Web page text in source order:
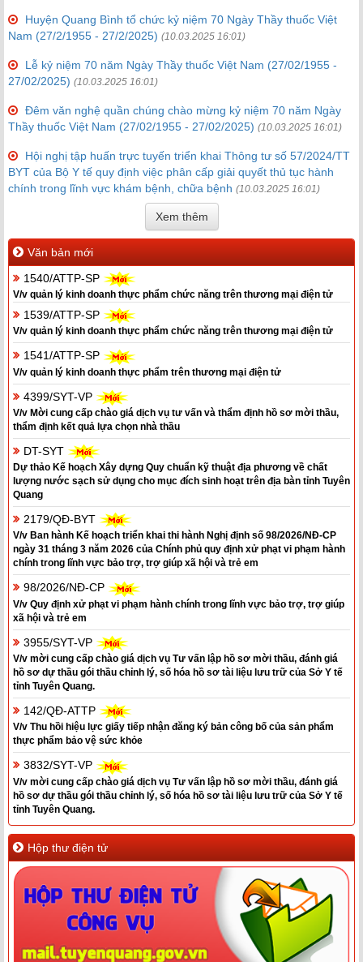
Huyện Quang Bình tổ chức kỷ niệm 70 Ngày Thầy thuốc Việt
Nam (27/2/1955 - 27/2/2025) (10.03.2025 16:01)
Lễ kỷ niệm 70 năm Ngày Thầy thuốc Việt Nam (27/02/1955 -
27/02/2025) (10.03.2025 16:01)
Đêm văn nghệ quần chúng chào mừng kỷ niệm 70 năm Ngày
Thầy thuốc Việt Nam (27/02/1955 - 27/02/2025) (10.03.2025 16:01)
Hội nghị tập huấn trực tuyến triển khai Thông tư số 57/2024/TT
BYT của Bộ Y tế quy định việc phân cấp giải quyết thủ tục hành
chính trong lĩnh vực khám bệnh, chữa bệnh (10.03.2025 16:01)
Xem thêm
Văn bản mới
1540/ATTP-SP
V/v quản lý kinh doanh thực phẩm chức năng trên thương mại điện tử
1539/ATTP-SP
V/v quản lý kinh doanh thực phẩm chức năng trên thương mại điện tử
1541/ATTP-SP
V/v quản lý kinh doanh thực phẩm trên thương mại điện tử
4399/SYT-VP
V/v Mời cung cấp chào giá dịch vụ tư vấn và thẩm định hồ sơ mời thầu,
thẩm định kết quả lựa chọn nhà thầu
DT-SYT
Dự thảo Kế hoạch Xây dựng Quy chuẩn kỹ thuật địa phương về chất
lượng nước sạch sử dụng cho mục đích sinh hoạt trên địa bàn tỉnh Tuyên
Quang
2179/QĐ-BYT
V/v Ban hành Kế hoạch triển khai thi hành Nghị định số 98/2026/NĐ-CP
ngày 31 tháng 3 năm 2026 của Chính phủ quy định xử phạt vi phạm hành
chính trong lĩnh vực bảo trợ, trợ giúp xã hội và trẻ em
98/2026/NĐ-CP
V/v Quy định xử phạt vi phạm hành chính trong lĩnh vực bảo trợ, trợ giúp
xã hội và trẻ em
3955/SYT-VP
V/v mời cung cấp chào giá dịch vụ Tư vấn lập hồ sơ mời thầu, đánh giá
hồ sơ dự thầu gói thầu chỉnh lý, số hóa hồ sơ tài liệu lưu trữ của Sở Y tế
tỉnh Tuyên Quang.
142/QĐ-ATTP
V/v Thu hồi hiệu lực giấy tiếp nhận đăng ký bản công bố của sản phẩm
thực phẩm bảo vệ sức khỏe
3832/SYT-VP
V/v mời cung cấp chào giá dịch vụ Tư vấn lập hồ sơ mời thầu, đánh giá
hồ sơ dự thầu gói thầu chỉnh lý, số hóa hồ sơ tài liệu lưu trữ của Sở Y tế
tỉnh Tuyên Quang.
Hộp thư điện tử